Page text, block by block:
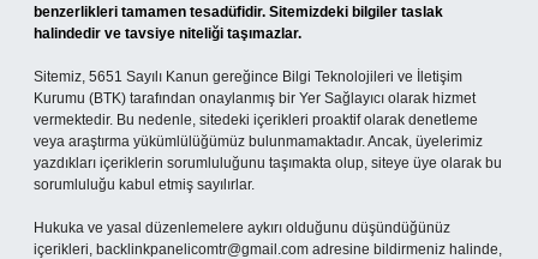
benzerlikleri tamamen tesadüfidir. Sitemizdeki bilgiler taslak
halindedir ve tavsiye niteliği taşımazlar.
Sitemiz, 5651 Sayılı Kanun gereğince Bilgi Teknolojileri ve İletişim
Kurumu (BTK) tarafından onaylanmış bir Yer Sağlayıcı olarak hizmet
vermektedir. Bu nedenle, sitedeki içerikleri proaktif olarak denetleme
veya araştırma yükümlülüğümüz bulunmamaktadır. Ancak, üyelerimiz
yazdıkları içeriklerin sorumluluğunu taşımakta olup, siteye üye olarak bu
sorumluluğu kabul etmiş sayılırlar.
Hukuka ve yasal düzenlemelere aykırı olduğunu düşündüğünüz
içerikleri, backlinkpanelicomtr@gmail.com adresine bildirmeniz halinde,